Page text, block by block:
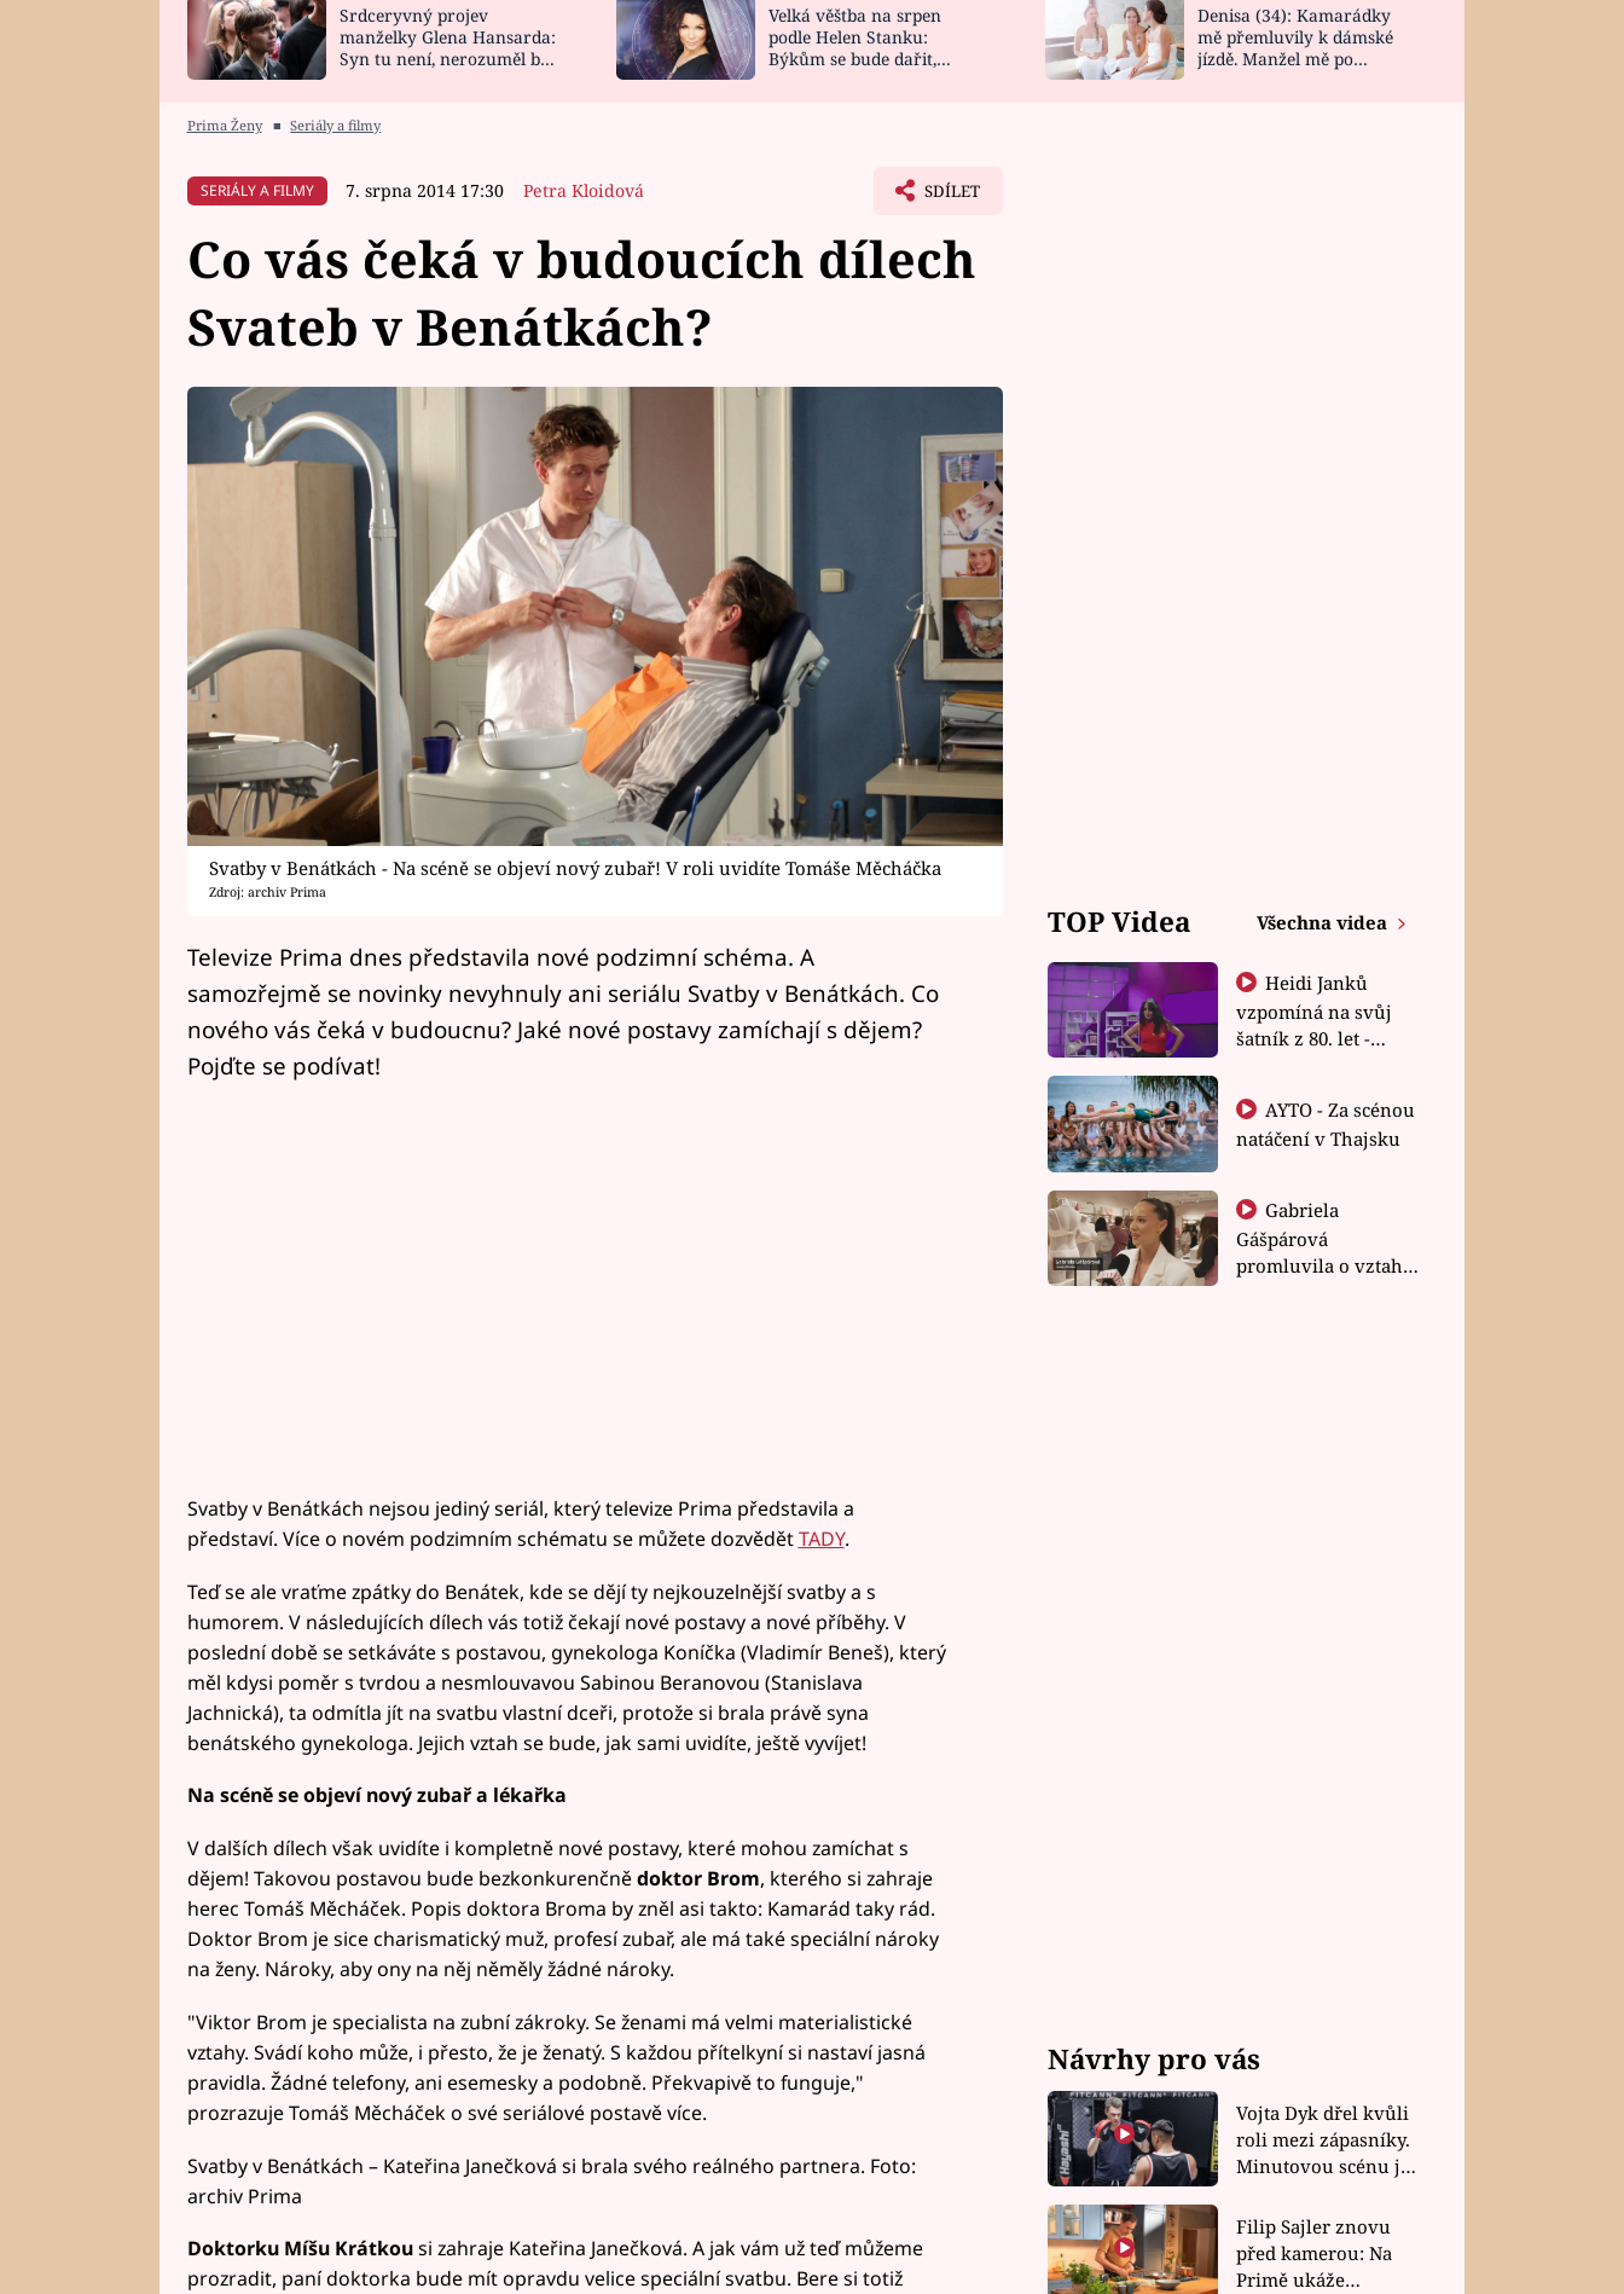
HOROSKOP NA
CELEBRITY
VAŘENÍ
NOVINKY
VIDEORECEPTY
DESIGN
Srdceryvný projev
manželky Glena Hansarda:
Syn tu není, nerozuměl by
Velká věštba na srpen
podle Helen Stanku:
Býkům se bude dařit,
Denisa (34): Kamarádky
mě přemluvily k dámské
jízdě. Manžel mě po
Prima Ženy ■ Seriály a filmy
SERIÁLY A FILMY 7. srpna 2014 17:30 Petra Kloidová SDÍLET
Co vás čeká v budoucích dílech
Svateb v Benátkách?
Svatby v Benátkách - Na scéně se objeví nový zubař! V roli uvidíte Tomáše Měcháčka
Zdroj: archiv Prima
Televize Prima dnes představila nové podzimní schéma. A
samozřejmě se novinky nevyhnuly ani seriálu Svatby v Benátkách. Co
nového vás čeká v budoucnu? Jaké nové postavy zamíchají s dějem?
Pojďte se podívat!
Svatby v Benátkách nejsou jediný seriál, který televize Prima představila a
představí. Více o novém podzimním schématu se můžete dozvědětTADY.
Teď se ale vraťme zpátky do Benátek, kde se dějí ty nejkouzelnější svatby a s
humorem. V následujících dílech vás totiž čekají nové postavy a nové příběhy. V
poslední době se setkáváte s postavou, gynekologa Koníčka (Vladimír Beneš), který
měl kdysi poměr s tvrdou a nesmlouvavou Sabinou Beranovou (Stanislava
Jachnická), ta odmítla jít na svatbu vlastní dceři, protože si brala právě syna
benátského gynekologa. Jejich vztah se bude, jak sami uvidíte, ještě vyvíjet!
Na scéně se objeví nový zubař a lékařka
V dalších dílech však uvidíte i kompletně nové postavy, které mohou zamíchat s
dějem! Takovou postavou bude bezkonkurenčnědoktor Brom, kterého si zahraje
herec Tomáš Měcháček. Popis doktora Broma by zněl asi takto: Kamarád taky rád.
Doktor Brom je sice charismatický muž, profesí zubař, ale má také speciální nároky
na ženy. Nároky, aby ony na něj něměly žádné nároky.
"Viktor Brom je specialista na zubní zákroky. Se ženami má velmi materialistické
vztahy. Svádí koho může, i přesto, že je ženatý. S každou přítelkyní si nastaví jasná
pravidla. Žádné telefony, ani esemesky a podobně. Překvapivě to funguje,"
prozrazuje Tomáš Měcháček o své seriálové postavě více.
Svatby v Benátkách – Kateřina Janečková si brala svého reálného partnera. Foto:
archiv Prima
Doktorku Míšu Krátkousi zahraje Kateřina Janečková. A jak vám už teď můžeme
prozradit, paní doktorka bude mít opravdu velice speciální svatbu. Bere si totiž
TOP Videa Všechna videa
Heidi Janků
vzpomíná na svůj
šatník z 80. let -
natáčení v Thajsku
Gabriela
Gášpárová
promluvila o vztahu
Návrhy pro vás
Vojta Dyk dřel kvůli
roli mezi zápasníky.
Minutovou scénu jel
Filip Sajler znovu
před kamerou: Na
Primě ukáže